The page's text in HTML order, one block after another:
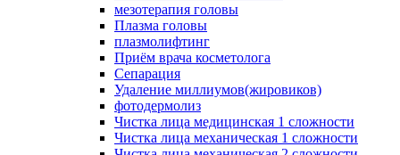
мезотерапия головы
Плазма головы
плазмолифтинг
Приём врача косметолога
Сепарация
Удаление миллиумов(жировиков)
фотодермолиз
Чистка лица медицинская 1 сложности
Чистка лица механическая 1 сложности